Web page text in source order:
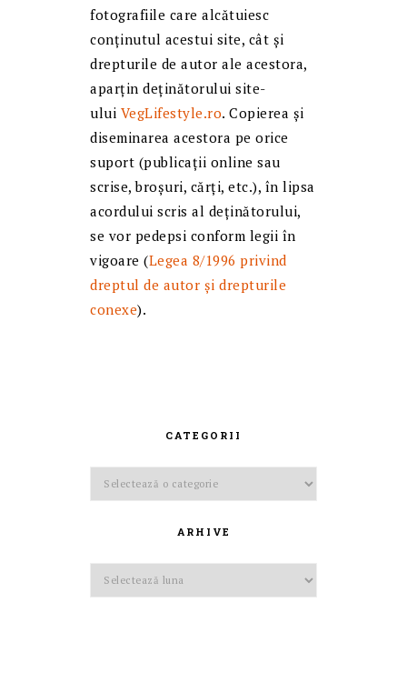
fotografiile care alcătuiesc
conținutul acestui site, cât și
drepturile de autor ale acestora,
aparțin deținătorului site-
ului VegLifestyle.ro. Copierea și
diseminarea acestora pe orice
suport (publicații online sau
scrise, broșuri, cărți, etc.), în lipsa
acordului scris al deținătorului,
se vor pedepsi conform legii în
vigoare (Legea 8/1996 privind
dreptul de autor și drepturile
conexe).
CATEGORII
Categorii
ARHIVE
Arhive